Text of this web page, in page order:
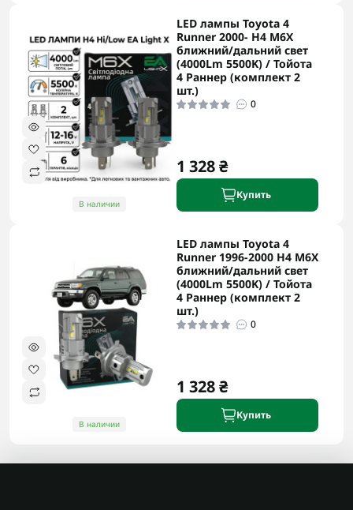
В наличии
LED лампы Toyota 4
Runner 2000- H4 M6X
ближний/дальний свет
(4000Lm 5500K) / Тойота
4 Раннер (комплект 2
шт.)
0
1 328 ₴
Купить
В наличии
LED лампы Toyota 4
Runner 1996-2000 H4 M6X
ближний/дальний свет
(4000Lm 5500K) / Тойота
4 Раннер (комплект 2
шт.)
0
1 328 ₴
Купить